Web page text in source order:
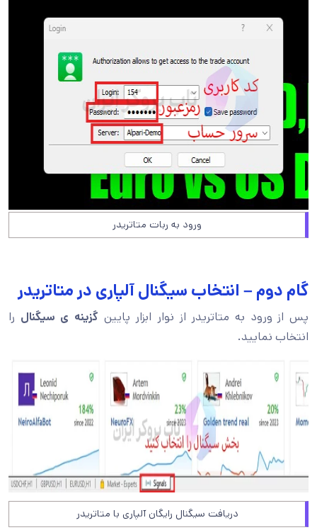
ورود به ربات متاتریدر
گام دوم – انتخاب سیگنال آلپاری در متاتریدر
پس از ورود به متاتریدر از نوار ابزار پایین گزینه ی سیگنال را
انتخاب نمایید.
دریافت سیگنال رایگان آلپاری با متاتریدر